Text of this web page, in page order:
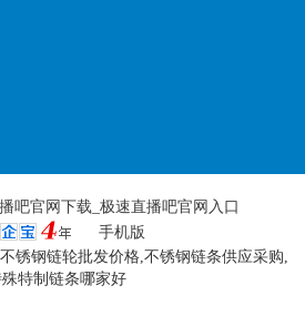
吧官网下载_极速直播吧官网入口
手机版
锈钢链轮批发价格,不锈钢链条供应采购,
特制链条哪家好